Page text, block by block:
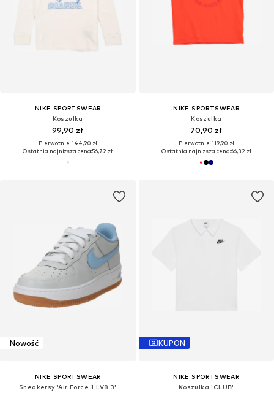
NIKE SPORTSWEAR
Koszulka
99,90 zł
Pierwotnie: 144,90 zł
Ostatnia najniższa cena:56,72 zł
NIKE SPORTSWEAR
Koszulka
70,90 zł
Pierwotnie: 119,90 zł
Ostatnia najniższa cena:66,32 zł
Nowość
NIKE SPORTSWEAR
Sneakersy 'Air Force 1 LV8 3'
KUPON
NIKE SPORTSWEAR
Koszulka 'CLUB'